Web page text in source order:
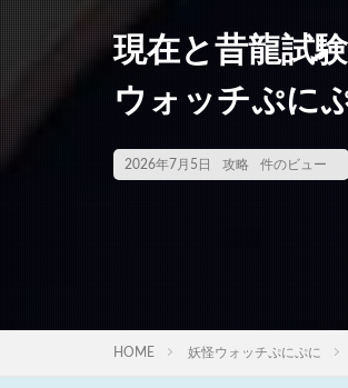
現在と昔龍試
ウォッチぷに
2026年7月5日 攻略 件のビュー
HOME 妖怪ウォッチぷにぷに